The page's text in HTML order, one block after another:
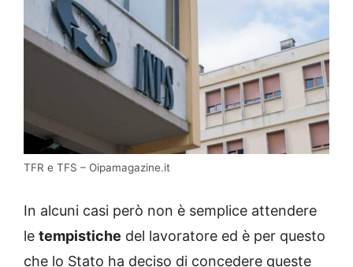
TFR e TFS – Oipamagazine.it
In alcuni casi però non è semplice attendere
le tempistiche del lavoratore ed è per questo
che lo Stato ha deciso di concedere queste